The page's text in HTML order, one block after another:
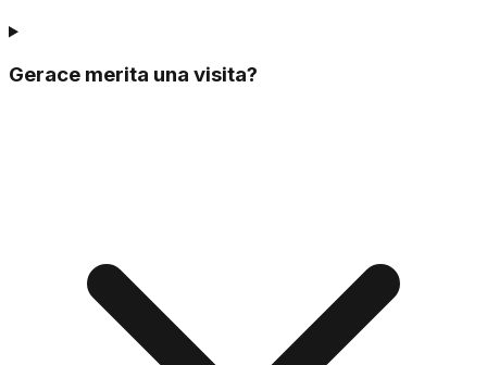
Gerace merita una visita?